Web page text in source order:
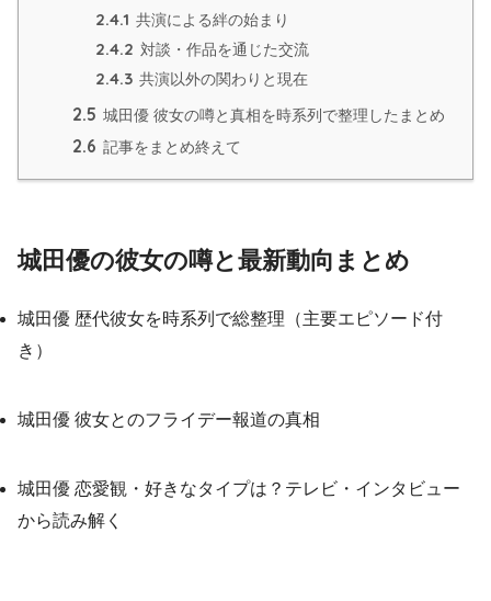
2.4.1 共演による絆の始まり
2.4.2 対談・作品を通じた交流
2.4.3 共演以外の関わりと現在
2.5 城田優 彼女の噂と真相を時系列で整理したまとめ
2.6 記事をまとめ終えて
城田優の彼女の噂と最新動向まとめ
城田優 歴代彼女を時系列で総整理（主要エピソード付
き）
城田優 彼女とのフライデー報道の真相
城田優 恋愛観・好きなタイプは？テレビ・インタビュー
から読み解く